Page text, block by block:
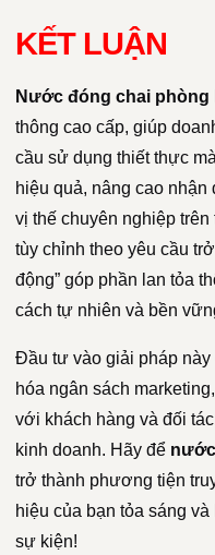
KẾT LUẬN
Nước đóng chai phòng
thông cao cấp, giúp
cầu sử dụng thiết thực
hiệu quả, nâng cao
vị thế chuyên nghiệp
tùy chỉnh theo yêu cầu
động” góp phần lan tỏa
cách tự nhiên và bền
Đầu tư vào giải pháp
hóa ngân sách
với khách hàng và đối
kinh doanh. Hãy để
trở thành phương tiện
hiệu của bạn tỏa sáng
sự kiện!